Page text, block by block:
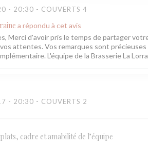
- 20:30 - COUVERTS 4
a répondu à cet avis
Merci d'avoir pris le temps de partager
attentes. Vos remarques sont
L'équipe de la Brasserie La
- 20:30 - COUVERTS 2
cadre et amabilité de l’équipe